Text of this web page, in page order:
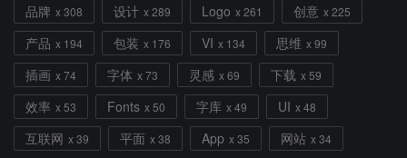
品牌 x 308 设计 x 289 Logo x 261 创意 x 225
产品 x 194 包装 x 176 VI x 134 思维 x 99
插画 x 74 字体 x 73 灵感 x 69 下载 x 59
效率 x 53 Fonts x 50 字库 x 49 UI x 48
互联网 x 39 平面 x 38 App x 35 网站 x 34